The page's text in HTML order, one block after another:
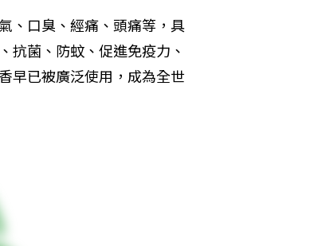
、口臭、經痛、頭痛等，具
抗菌、防蚊、促進免疫力、
早已被廣泛使用，成為全世